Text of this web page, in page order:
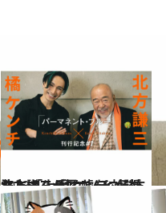
2023.5.1
北方謙三×橘ケンチ対談 北方さんが橘さんに伝授した 「上手に嘘をつく方法とは」？
カルチャー